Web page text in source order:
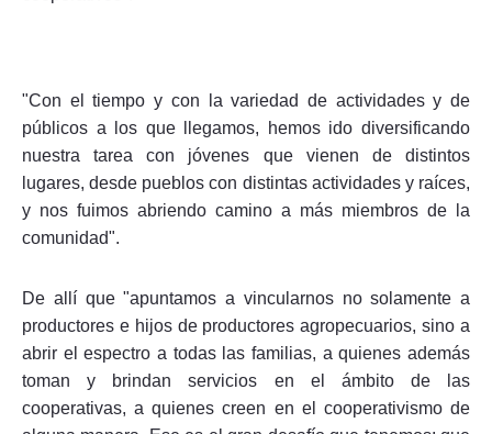
"Con el tiempo y con la variedad de actividades y de
públicos a los que llegamos, hemos ido diversificando
nuestra tarea con jóvenes que vienen de distintos
lugares, desde pueblos con distintas actividades y raíces,
y nos fuimos abriendo camino a más miembros de la
comunidad".
De allí que "apuntamos a vincularnos no solamente a
productores e hijos de productores agropecuarios, sino a
abrir el espectro a todas las familias, a quienes además
toman y brindan servicios en el ámbito de las
cooperativas, a quienes creen en el cooperativismo de